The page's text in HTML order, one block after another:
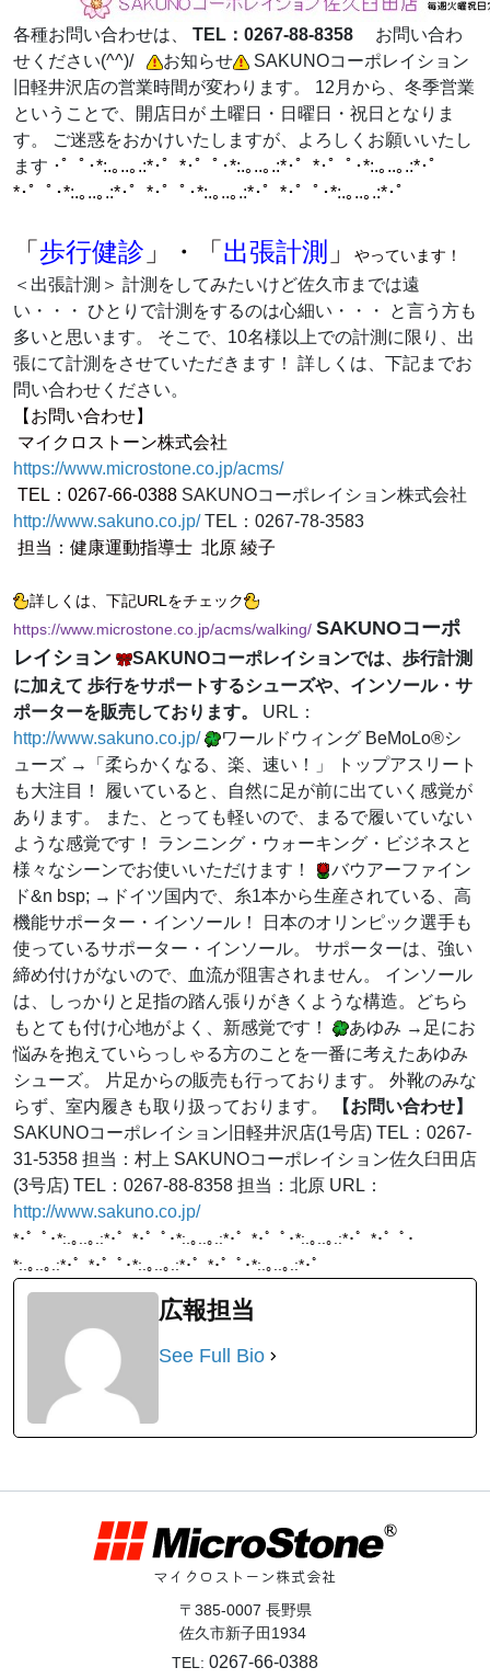
各種お問い合わせは、 TEL：0267-88-8358 お問い合わ
せください(^^)/
お知らせ
SAKUNOコーポレイション
旧軽井沢店の営業時間が変わります。 12月から、冬季営業
ということで、開店日が 土曜日・日曜日・祝日となりま
す。 ご迷惑をおかけいたしますが、よろしくお願いいたし
ます ･゜ﾟ･*:.｡..｡.:*･゜*･゜ﾟ･*:.｡..｡.:*･゜*･゜ﾟ･*:.｡..｡.:*･゜
*･゜ﾟ･*:.｡..｡.:*･゜*･゜ﾟ･*:.｡..｡.:*･゜*･゜ﾟ･*:.｡..｡.:*･゜
「 歩行健診 」・「 出張計測 」 やっています！
＜出張計測＞ 計測をしてみたいけど佐久市までは遠
い・・・ ひとりで計測をするのは心細い・・・ と言う方も
多いと思います。 そこで、10名様以上での計測に限り、出
張にて計測をさせていただきます！ 詳しくは、下記までお
問い合わせください。
【お問い合わせ】
マイクロストーン株式会社
https://www.microstone.co.jp/acms/
TEL：0267-66-0388 SAKUNOコーポレイション株式会社
http://www.sakuno.co.jp/TEL：0267-78-3583
担当：健康運動指導士 北原 綾子
詳しくは、下記URLをチェック
https://www.microstone.co.jp/acms/walking/ SAKUNOコーポ
レイション
SAKUNOコーポレイションでは、歩行計測
に加えて 歩行をサポートするシューズや、インソール・サ
ポーターを販売しております。
URL：
http://www.sakuno.co.jp/
ワールドウィング BeMoLo®シ
ューズ →「柔らかくなる、楽、速い！」 トップアスリート
も大注目！ 履いていると、自然に足が前に出ていく感覚が
あります。 また、とっても軽いので、まるで履いていない
ような感覚です！ ランニング・ウォーキング・ビジネスと
様々なシーンでお使いいただけます！
バウアーファイン
ド&n bsp; →ドイツ国内で、糸1本から生産されている、高
機能サポーター・インソール！ 日本のオリンピック選手も
使っているサポーター・インソール。 サポーターは、強い
締め付けがないので、血流が阻害されません。 インソール
は、しっかりと足指の踏ん張りがきくような構造。どちら
もとても付け心地がよく、新感覚です！
あゆみ →足にお
悩みを抱えていらっしゃる方のことを一番に考えたあゆみ
シューズ。 片足からの販売も行っております。 外靴のみな
らず、室内履きも取り扱っております。
【お問い合わせ】
SAKUNOコーポレイション旧軽井沢店(1号店) TEL：0267-
31-5358 担当：村上 SAKUNOコーポレイション佐久臼田店
(3号店) TEL：0267-88-8358 担当：北原 URL：
http://www.sakuno.co.jp/
*･゜ﾟ･*:.｡..｡.:*･゜*･゜ﾟ･*:.｡..｡.:*･゜*･゜ﾟ･*:.｡..｡.:*･゜*･゜ﾟ･
*:.｡..｡.:*･゜*･゜ﾟ･*:.｡..｡.:*･゜*･゜ﾟ･*:.｡..｡.:*･゜
広報担当
See Full Bio
マイクロストーン株式会社
〒385-0007 長野県
佐久市新子田1934
TEL: 0267-66-0388